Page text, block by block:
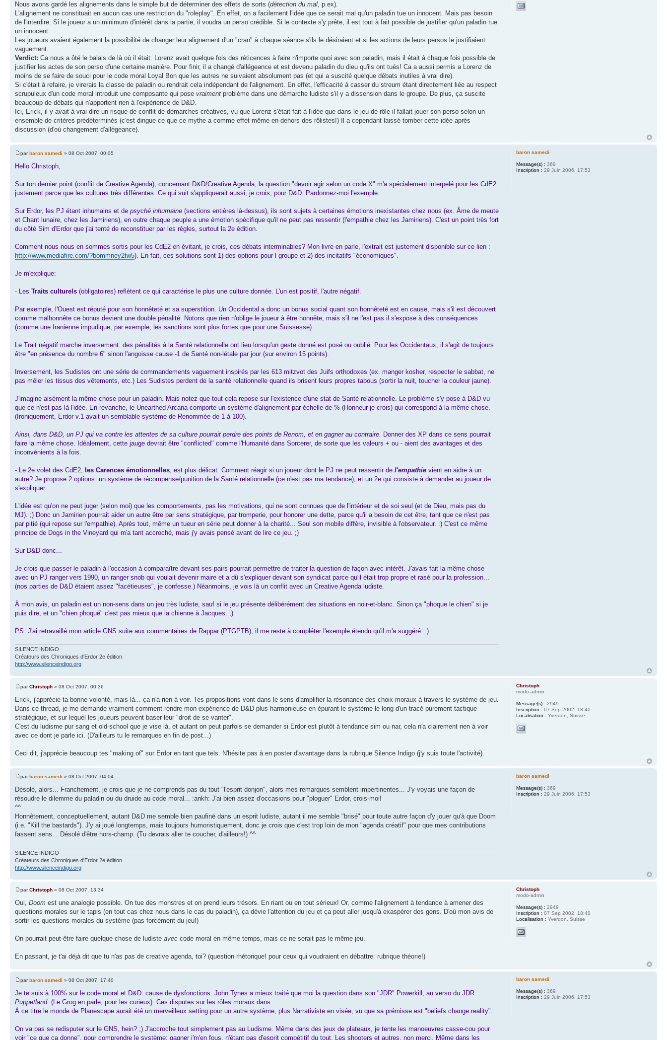
Nous avons gardé les alignements dans le simple but de déterminer des effets de sorts (détection du mal, p.ex).
L'alignement ne constituait en aucun cas une restriction du "roleplay". En effet, on a facilement l'idée que ce serait mal qu'un paladin tue un innocent. Mais pas besoin
de l'interdire. Si le joueur a un minimum d'intérêt dans la partie, il voudra un perso crédible. Si le contexte s'y prête, il est tout à fait possible de justifier qu'un paladin tue
un innocent.
Les joueurs avaient également la possibilité de changer leur alignement d'un "cran" à chaque séance s'ils le désiraient et si les actions de leurs persos le justifiaient
vaguement.
Verdict: Ca nous a ôté le balais de là où il était. Lorenz avait quelque fois des réticences à faire n'importe quoi avec son paladin, mais il était à chaque fois possible de
justifier les actes de son perso d'une certaine manière. Pour finir, il a changé d'allégeance et est devenu paladin du dieu qu'ils ont tués! Ca a aussi permis a Lorenz de
moins de se faire de souci pour le code moral Loyal Bon que les autres ne suivaient absolument pas (et qui a suscité quelque débats inutiles à vrai dire).
Si c'était à refaire, je virerais la classe de paladin ou rendrait cela indépendant de l'alignement. En effet, l'efficacité à casser du streum étant directement liée au respect
scrupuleux d'un code moral introduit une composante qui pose vraiment problème dans une démarche ludiste s'il y a dissension dans le groupe. De plus, ça suscite
beaucoup de débats qui n'apportent rien à l'expérience de D&D.
Ici, Erick, il y avait à vrai dire un risque de conflit de démarches créatives, vu que Lorenz s'était fait à l'idée que dans le jeu de rôle il fallait jouer son perso selon un
ensemble de critères prédéterminés (c'est dingue ce que ce mythe a comme effet même en-dehors des rôlistes!) Il a cependant laissé tomber cette idée après
discussion (d'où changement d'allégeance).
parbaron samedi » 08 Oct 2007, 00:05
Hello Christoph,
Sur ton dernier point (conflit de Creative Agenda), concernant D&D/Creative Agenda, la question "devoir agir selon un code X" m'a spécialement interpelé pour les CdE2
justement parce que les cultures très différentes. Ce qui suit s'appliquerait aussi, je crois, pour D&D. Pardonnez-moi l'exemple.
Sur Erdor, les PJ étant inhumains et de psyché inhumaine (sections entières là-dessus), ils sont sujets à certaines émotions inexistantes chez nous (ex. Âme de meute
et Chant lunaire, chez les Jamiriens), en outre chaque peuple a une émotion spécifique qu'il ne peut pas ressentir (l'empathie chez les Jamiriens). C'est un point très fort
du côté Sim d'Erdor que j'ai tenté de reconstituer par les règles, surtout la 2e édition.
Comment nous nous en sommes sortis pour les CdE2 en évitant, je crois, ces débats interminables? Mon livre en parle, l'extrait est justement disponible sur ce lien :
http://www.mediafire.com/?bommney2tw5). En fait, ces solutions sont 1) des options pour l groupe et 2) des incitatifs "économiques".
Je m'explique:
- Les Traits culturels (obligatoires) reflètent ce qui caractérise le plus une culture donnée. L'un est positif, l'autre négatif.
Par exemple, l'Ouest est réputé pour son honnêteté et sa superstition. Un Occidental a donc un bonus social quant son honnêteté est en cause, mais s'il est découvert
comme malhonnête ce bonus devient une double pénalité. Notons que rien n'oblige le joueur à être honnête, mais s'il ne l'est pas il s'expose à des conséquences
(comme une Iranienne impudique, par exemple; les sanctions sont plus fortes que pour une Suissesse).
Le Trait négatif marche inversement: des pénalités à la Santé relationnelle ont lieu lorsqu'un geste donné est posé ou oublié. Pour les Occidentaux, il s'agit de toujours
être "en présence du nombre 6" sinon l'angoisse cause -1 de Santé non-létale par jour (sur environ 15 points).
Inversement, les Sudistes ont une série de commandements vaguement inspirés par les 613 mitzvot des Juifs orthodoxes (ex. manger kosher, respecter le sabbat, ne
pas mêler les tissus des vêtements, etc.) Les Sudistes perdent de la santé relationnelle quand ils brisent leurs propres tabous (sortir la nuit, toucher la couleur jaune).
J'imagine aisément la même chose pour un paladin. Mais notez que tout cela repose sur l'existence d'une stat de Santé relationnelle. Le problème s'y pose à D&D vu
que ce n'est pas là l'idée. En revanche, le Unearthed Arcana comporte un système d'alignement par échelle de % (Honneur je crois) qui correspond à la même chose.
(Ironiquement, Erdor v.1 avait un semblable système de Renommée de 1 à 100).
Ainsi, dans D&D, un PJ qui va contre les attentes de sa culture pourrait perdre des points de Renom, et en gagner au contraire. Donner des XP dans ce sens pourrait
faire la même chose. Idéalement, cette jauge devrait être "conflicted" comme l'Humanité dans Sorcerer, de sorte que les valeurs + ou - aient des avantages et des
inconvénients à la fois.
- Le 2e volet des CdE2, les Carences émotionnelles , est plus délicat. Comment réagir si un joueur dont le PJ ne peut ressentir de l'empathie vient en aidre à un
autre? Je propose 2 options: un système de récompense/punition de la Santé relationnelle (ce n'est pas ma tendance), et un 2e qui consiste à demander au joueur de
s'expliquer.
L'idée est qu'on ne peut juger (selon moi) que les comportements, pas les motivations, qui ne sont connues que de l'intérieur et de soi seul (et de Dieu, mais pas du
MJ). ;) Donc un Jamirien pourrait aider un autre être par sens stratégique, par tromperie, pour honorer une dette, parce qu'il a besoin de cet être, tant que ce n'est pas
par pitié (qui repose sur l'empathie). Après tout, même un tueur en série peut donner à la charité... Seul son mobile diffère, invisible à l'observateur. :) C'est ce même
principe de Dogs in the Vineyard qui m'a tant accroché, mais j'y avais pensé avant de lire ce jeu. ;)
Sur D&D donc...
Je crois que passer le paladin à l'occasion à comparaître devant ses pairs pourrait permettre de traiter la question de façon avec intérêt. J'avais fait la même chose
avec un PJ ranger vers 1990, un ranger snob qui voulait devenir maire et a dû s'expliquer devant son syndicat parce qu'il était trop propre et rasé pour la profession...
(nos parties de D&D étaient assez "facétieuses", je confesse.) Néanmoins, je vois là un conflit avec un Creative Agenda ludiste.
À mon avis, un paladin est un non-sens dans un jeu très ludiste, sauf si le jeu présente délibérément des situations en noir-et-blanc. Sinon ça "phoque le chien" si je
puis dire, et un "chien phoqué" c'est pas mieux que la chienne à Jacques. ;)
PS. J'ai retravaillé mon article GNS suite aux commentaires de Rappar (PTGPTB), il me reste à compléter l'exemple étendu qu'il m'a suggéré. :)
SILENCE INDIGO
Créateurs des Chroniques d'Erdor 2e édition
http://www.silenceindigo.org
baron samedi
Message(s) : 369
Inscription : 29 Juin 2006, 17:53
parChristoph » 08 Oct 2007, 00:36
Erick, j'apprécie ta bonne volonté, mais là... ça n'a rien à voir. Tes propositions vont dans le sens d'amplifier la résonance des choix moraux à travers le système de jeu.
Dans ce thread, je me demande vraiment comment rendre mon expérience de D&D plus harmonieuse en épurant le système le long d'un tracé purement tactique-
stratégique, et sur lequel les joueurs peuvent baser leur "droit de se vanter".
C'est du ludisme pur sang et old-school que je vise là, et autant on peut parfois se demander si Erdor est plutôt à tendance sim ou nar, cela n'a clairement rien à voir
avec ce dont je parle ici. (D'ailleurs tu le remarques en fin de post...)
Ceci dit, j'apprécie beaucoup tes "making of" sur Erdor en tant que tels. N'hésite pas à en poster d'avantage dans la rubrique Silence Indigo (j'y suis toute l'activité).
Christoph
modo-admin
Message(s) : 2949
Inscription : 07 Sep 2002, 18:40
Localisation : Yverdon, Suisse
parbaron samedi » 08 Oct 2007, 04:04
Désolé, alors... Franchement, je crois que je ne comprends pas du tout "l'esprit donjon", alors mes remarques semblent impertinentes... J'y voyais une façon de
résoudre le dilemme du paladin ou du druide au code moral... :ankh: J'ai bien assez d'occasions pour "ploguer" Erdor, crois-moi!
^^
Honnêtement, conceptuellement, autant D&D me semble bien paufiné dans un esprit ludiste, autant il me semble "brisé" pour toute autre façon d'y jouer qu'à que Doom
(i.e. "Kill the bastards"). J'y ai joué longtemps, mais toujours humoristiquement, donc je crois que c'est trop loin de mon "agenda créatif" pour que mes contributions
fassent sens... Désolé d'être hors-champ. (Tu devrais aller te coucher, d'ailleurs!) ^^
SILENCE INDIGO
Créateurs des Chroniques d'Erdor 2e édition
http://www.silenceindigo.org
baron samedi
Message(s) : 369
Inscription : 29 Juin 2006, 17:53
parChristoph » 08 Oct 2007, 13:34
Oui, Doom est une analogie possible. On tue des monstres et on prend leurs trésors. En riant ou en tout sérieux! Or, comme l'alignement à tendance à amener des
questions morales sur le tapis (en tout cas chez nous dans le cas du paladin), ça dévie l'attention du jeu et ça peut aller jusqu'à exaspérer des gens. D'où mon avis de
sortir les questions morales du système (pas forcément du jeu!)
On pourrait peut-être faire quelque chose de ludiste avec code moral en même temps, mais ce ne serait pas le même jeu.
En passant, je t'ai déjà dit que tu n'as pas de creative agenda, toi? (question rhétorique! pour ceux qui voudraient en débattre: rubrique théorie!)
Christoph
modo-admin
Message(s) : 2949
Inscription : 07 Sep 2002, 18:40
Localisation : Yverdon, Suisse
parbaron samedi » 08 Oct 2007, 17:40
Je te suis à 100% sur le code moral et D&D: cause de dysfonctions. John Tynes a mieux traité que moi la question dans son "JDR" Powerkill, au verso du JDR
Puppetland. (Le Grog en parle, pour les curieux). Ces disputes sur les rôles moraux dans
À ce titre le monde de Planescape aurait été un merveilleux setting pour un autre système, plus Narrativiste en visée, vu que sa prémisse est "beliefs change reality".
On va pas se redisputer sur le GNS, hein? ;) J'accroche tout simplement pas au Ludisme. Même dans des jeux de plateaux, je tente les manoeuvres casse-cou pour
voir "ce que ça donne", pour comprendre le système; gagner j'm'en fous, n'étant pas d'esprit compétitif du tout. Les shooters et autres, non merci. Même dans les
baron samedi
Message(s) : 369
Inscription : 29 Juin 2006, 17:53